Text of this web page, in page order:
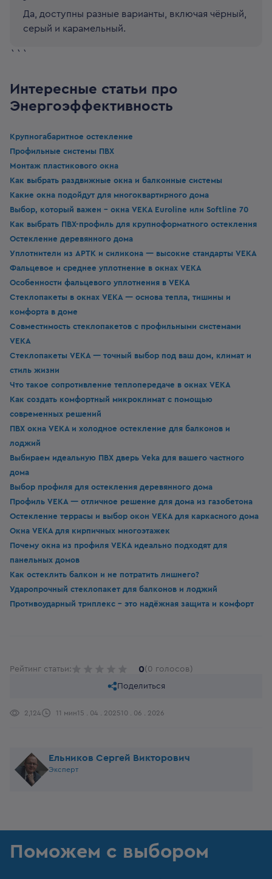
Да, доступны разные варианты, включая чёрный,
серый и карамельный.
```
Интересные статьи про
Энергоэффективность
Крупногабаритное остекление
Профильные системы ПВХ
Монтаж пластикового окна
Как выбрать раздвижные окна и балконные системы
Какие окна подойдут для многоквартирного дома
Выбор, который важен - окна VEKA Euroline или Softline 70
Как выбрать ПВХ-профиль для крупноформатного остекления
Остекление деревянного дома
Уплотнители из APTK и силикона — высокие стандарты VEKA
Фальцевое и среднее уплотнение в окнах VEKA
Особенности фальцевого уплотнения в VEKA
Стеклопакеты в окнах VEKA — основа тепла, тишины и
комфорта в доме
Совместимость стеклопакетов с профильными системами
VEKA
Стеклопакеты VEKA — точный выбор под ваш дом, климат и
стиль жизни
Что такое сопротивление теплопередаче в окнах VEKA
Как создать комфортный микроклимат с помощью
современных решений
ПВХ окна VEKA и холодное остекление для балконов и
лоджий
Выбираем идеальную ПВХ дверь Veka для вашего частного
дома
Выбор профиля для остекления деревянного дома
Профиль VEKA — отличное решение для дома из газобетона
Остекление террасы и выбор окон VEKA для каркасного дома
Окна VEKA для кирпичных многоэтажек
Почему окна из профиля VEKA идеально подходят для
панельных домов
Как остеклить балкон и не потратить лишнего?
Ударопрочный стеклопакет для балконов и лоджий
Противоударный триплекс - это надёжная защита и комфорт
Рейтинг статьи: 0(0 голосов)
Поделиться
2,124 11 мин15 . 04 . 202510 . 06 . 2026
Ельников Сергей Викторович
Эксперт
Поможем с выбором